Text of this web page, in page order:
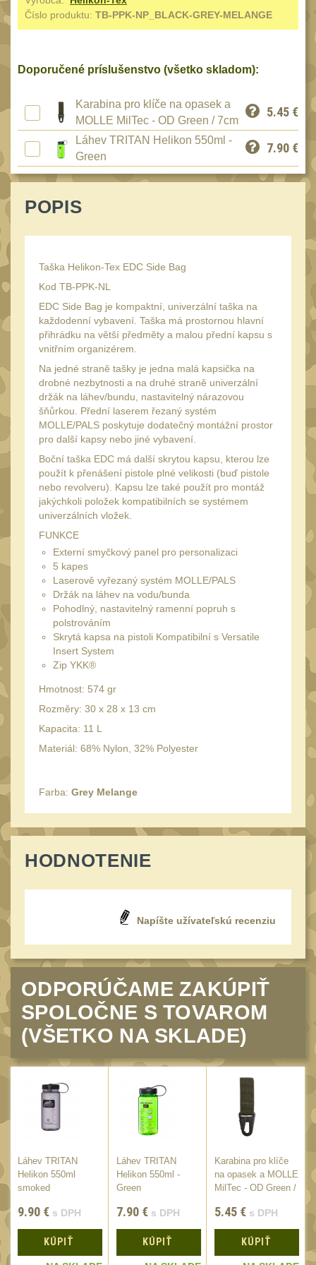
Reklamácia
Stav
BRAŠNY A TAŠKY
Univerzalní tašky
Speciální přepravní
tašky
40
Ledvinky
Duffle bagy25
Hydratační vaky
Speciální pouzdra I
Speciální pouzdra II 33
Speciální pouzdra III
Pouzdra na láhev42
Pouzdra na toaletní
potřeby3
Pouzdra na
lékárničku
Pouzdra na
elektroniku67
Pouzdra a kapsy na
suchý zip 95
Stehenní pouzdra
Pouzdra na svítilny
Puzdrá na mapy24
Cestovné púzdra
Peněženky
Doplňky
Ramenní popruhy a
vycpávky 10
Karabiny a přezky
Nášivky105
Nepromokavý potahy a
Lékárničky
Na přežití26
Ostatní44
(596)
Adaptéry a risery
Boční montáže
1" Picatinny
30mm Picatinny
30mm Dovetail
Číslo produktu: TB-PPK-NP_BLACK-GREY-MELANGE
Doporučené príslušenstvo (všetko skladom):
Karabina pro klíče na opasek a
MOLLE MilTec - OD Green / 7cm
5.45 €
Láhev TRITAN Helikon 550ml -
Green
7.90 €
POPIS
Taška Helikon-Tex EDC Side Bag
Kod TB-PPK-NL
EDC Side Bag je kompaktní, univerzální taška na
každodenní vybavení. Taška má prostornou hlavní
přihrádku na větší předměty a malou přední kapsu s
vnitřním organizérem.
Na jedné straně tašky je jedna malá kapsička na
drobné nezbytnosti a na druhé straně univerzální
držák na láhev/bundu, nastavitelný nárazovou
šňůrkou. Přední laserem řezaný systém
MOLLE/PALS poskytuje dodatečný montážní prostor
pro další kapsy nebo jiné vybavení.
Boční taška EDC má další skrytou kapsu, kterou lze
použít k přenášení pistole plné velikosti (buď pistole
nebo revolveru). Kapsu lze také použít pro montáž
jakýchkoli položek kompatibilních se systémem
univerzálních vložek.
FUNKCE
Externí smyčkový panel pro personalizaci
5 kapes
Laserově vyřezaný systém MOLLE/PALS
Držák na láhev na vodu/bunda
Pohodlný, nastavitelný ramenní popruh s
polstrováním
Skrytá kapsa na pistoli Kompatibilní s Versatile
Insert System
Zip YKK®
Hmotnost: 574 gr
Rozměry: 30 x 28 x 13 cm
Kapacita: 11 L
Materiál: 68% Nylon, 32% Polyester
Farba: Grey Melange
HODNOTENIE
Napíšte užívateľskú recenziu
ODPORÚČAME ZAKÚPIŤ
SPOLOČNE S TOVAROM
(VŠETKO NA SKLADE)
Láhev TRITAN
Helikon 550ml
smoked
9.90 € s DPH
KÚPIŤ
Láhev TRITAN
Helikon 550ml -
Green
7.90 € s DPH
KÚPIŤ
Karabina pro klíče
na opasek a MOLLE
MilTec - OD Green /
5.45 € s DPH
KÚPIŤ